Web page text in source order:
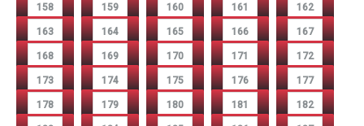
158 159 160 161 162
163 164 165 166 167
168 169 170 171 172
173 174 175 176 177
178 179 180 181 182